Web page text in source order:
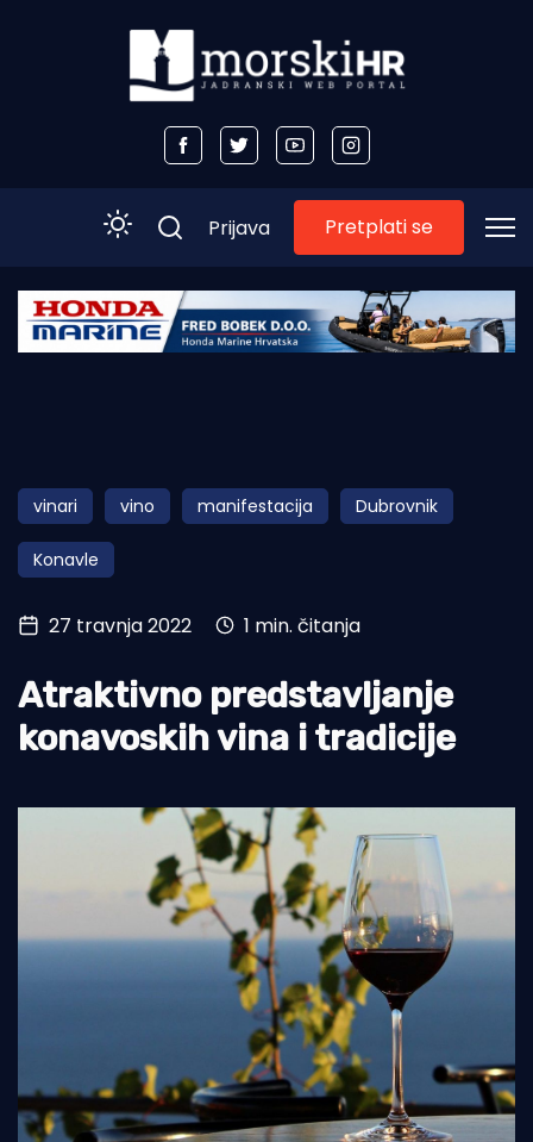
Početna
Obala
Otoci
Turizam i nautika
Pomorstvo
Ekologija
Prijava Pretplati se
vinari vino manifestacija Dubrovnik
Konavle
27 travnja 2022 1 min. čitanja
Atraktivno predstavljanje
konavoskih vina i tradicije